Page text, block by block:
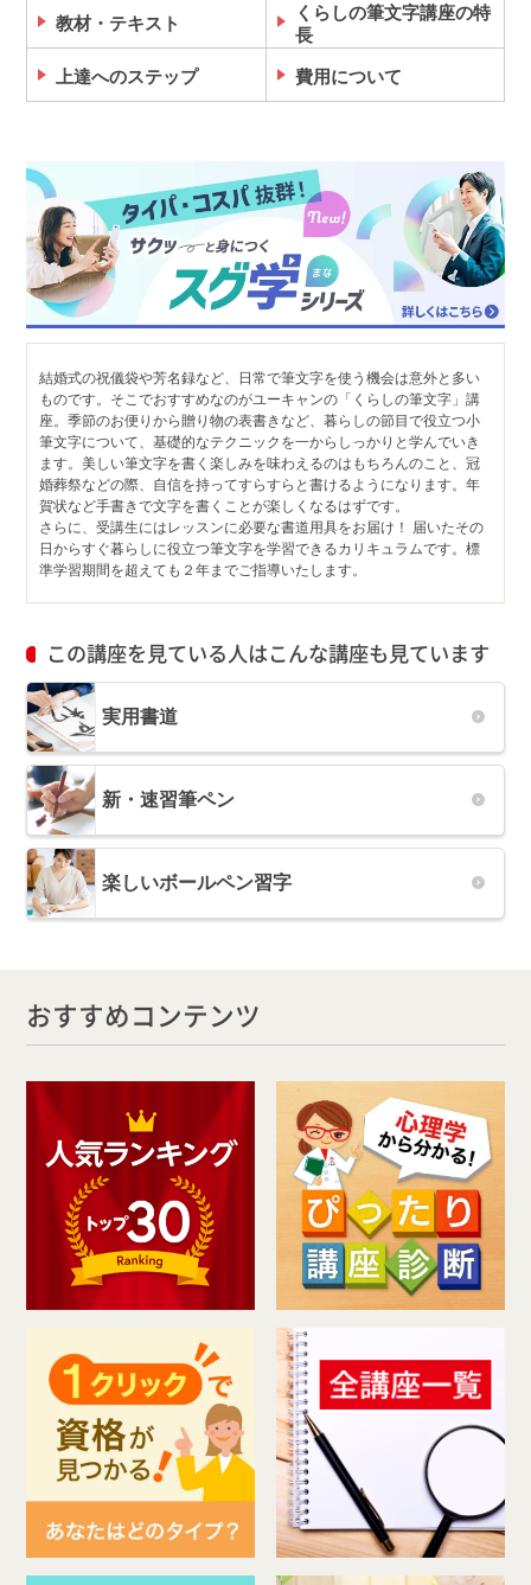
教材・テキスト
くらしの筆文字講座の特
長
上達へのステップ 費用について
結婚式の祝儀袋や芳名録など、日常で筆文字を使う機会は意外と多い
ものです。そこでおすすめなのがユーキャンの「くらしの筆文字」講
座。季節のお便りから贈り物の表書きなど、暮らしの節目で役立つ小
筆文字について、基礎的なテクニックを一からしっかりと学んでいき
ます。美しい筆文字を書く楽しみを味わえるのはもちろんのこと、冠
婚葬祭などの際、自信を持ってすらすらと書けるようになります。年
賀状など手書きで文字を書くことが楽しくなるはずです。
さらに、受講生にはレッスンに必要な書道用具をお届け！ 届いたその
日からすぐ暮らしに役立つ筆文字を学習できるカリキュラムです。標
準学習期間を超えても２年までご指導いたします。
この講座を見ている人はこんな講座も見ています
実用書道
新・速習筆ペン
楽しいボールペン習字
おすすめコンテンツ